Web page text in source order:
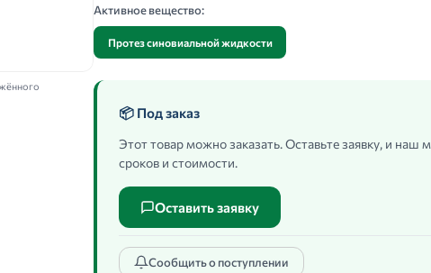
Активное вещество:
Протез синовиальной жидкости
📦 Под заказ
Этот товар можно заказать. Оставьте заявку, и наш
сроков и стоимости.
Оставить заявку
Сообщить о поступлении